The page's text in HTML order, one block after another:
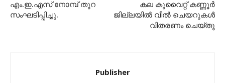
എം.ഇ.എസ് നോമ്പ് തുറ
സംഘടിപ്പിച്ചു.
കല കുവൈറ്റ് കണ്ണൂർ
ജില്ലയിൽ വീൽ ചെയറുകൾ
വിതരണം ചെയ്തു
Publisher